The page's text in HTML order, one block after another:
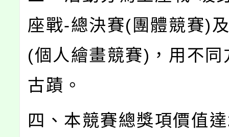
座戰-總決賽(團體競賽)
(個人繪畫競賽)，用不同
古蹟。
四、本競賽總獎項價值